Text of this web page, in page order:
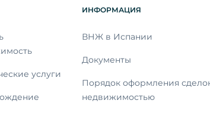
услуги
ИНФОРМАЦИЯ
ВНЖ в Испании
Документы
Порядок оформления
недвижимостью